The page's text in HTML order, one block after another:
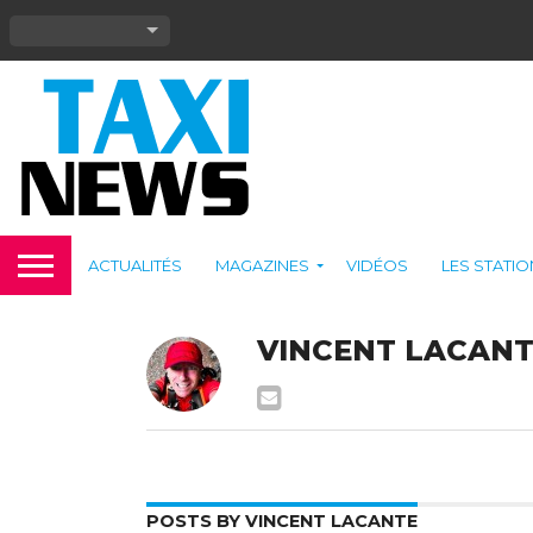
ACTUALITÉS MAGAZINES VIDÉOS LES
VINCENT
POSTS BY VINCENT LACANTE